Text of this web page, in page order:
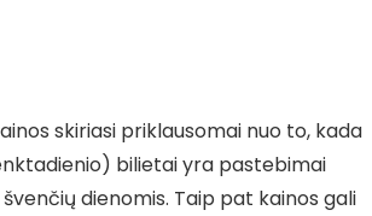
skiriasi priklausomai nuo to, kada
bilietai yra pastebimai
dienomis. Taip pat kainos gali